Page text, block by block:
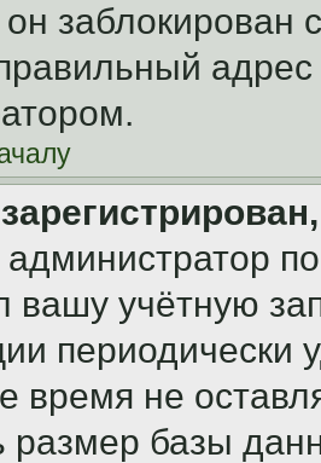
адрес
вашу учётную
периодически
время не
размер базы